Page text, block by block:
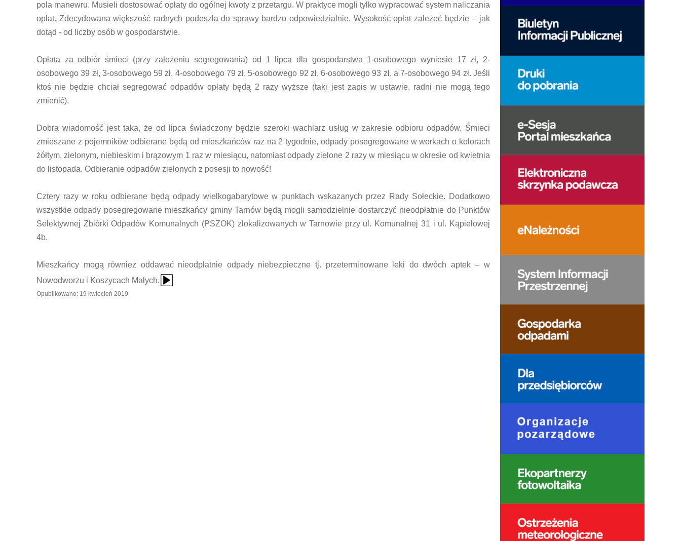
pola manewru. Musieli dostosować opłaty do ogólnej kwoty z przetargu. W praktyce mogli tylko wypracować system naliczania
opłat. Zdecydowana większość radnych podeszła do sprawy bardzo odpowiedzialnie. Wysokość opłat zależeć będzie – jak
dotąd - od liczby osób w gospodarstwie.
Opłata za odbiór śmieci (przy założeniu segregowania) od 1 lipca dla gospodarstwa 1-osobowego wyniesie 17 zł, 2-
osobowego 39 zł, 3-osobowego 59 zł, 4-osobowego 79 zł, 5-osobowego 92 zł, 6-osobowego 93 zł, a 7-osobowego 94 zł. Jeśli
ktoś nie będzie chciał segregować odpadów opłaty będą 2 razy wyższe (taki jest zapis w ustawie, radni nie mogą tego
zmienić).
Dobra wiadomość jest taka, że od lipca świadczony będzie szeroki wachlarz usług w zakresie odbioru odpadów. Śmieci
zmieszane z pojemników odbierane będą od mieszkańców raz na 2 tygodnie, odpady posegregowane w workach o kolorach
żółtym, zielonym, niebieskim i brązowym 1 raz w miesiącu, natomiast odpady zielone 2 razy w miesiącu w okresie od kwietnia
do listopada. Odbieranie odpadów zielonych z posesji to nowość!
Cztery razy w roku odbierane będą odpady wielkogabarytowe w punktach wskazanych przez Rady Sołeckie. Dodatkowo
wszystkie odpady posegregowane mieszkańcy gminy Tarnów będą mogli samodzielnie dostarczyć nieodpłatnie do Punktów
Selektywnej Zbiórki Odpadów Komunalnych (PSZOK) zlokalizowanych w Tarnowie przy ul. Komunalnej 31 i ul. Kąpielowej
4b.
Mieszkańcy mogą również oddawać nieodpłatnie odpady niebezpieczne tj. przeterminowane leki do dwóch aptek – w
Nowodworzu i Koszycach Małych.
{Play}
Opublikowano: 19 kwiecień 2019